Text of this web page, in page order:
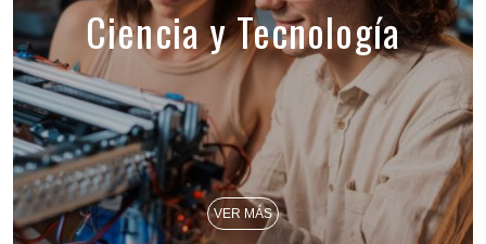
Ciencia y Tecnología
VER MÁS